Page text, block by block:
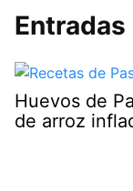
Huevos de
de arroz